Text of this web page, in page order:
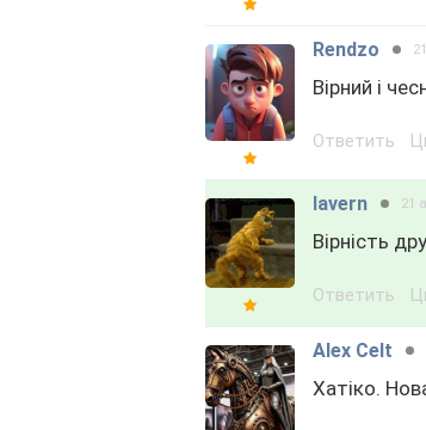
Rendzo
Вірний і
Ответить
lavern 21
Вірність
Ответить
Alex Celt
Хатіко.